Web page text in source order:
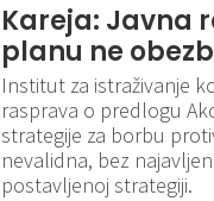
Kareja: Javna
planu ne
Institut za istraživanje
rasprava o predlogu
strategije za borbu
nevalidna, bez
postavljenoj strategiji.